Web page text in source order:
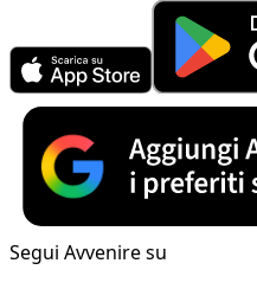
Segui Avvenire su